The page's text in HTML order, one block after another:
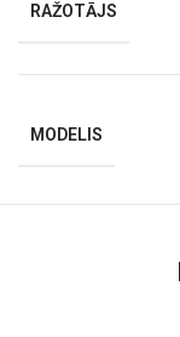
RAŽOTĀJS
MODELIS